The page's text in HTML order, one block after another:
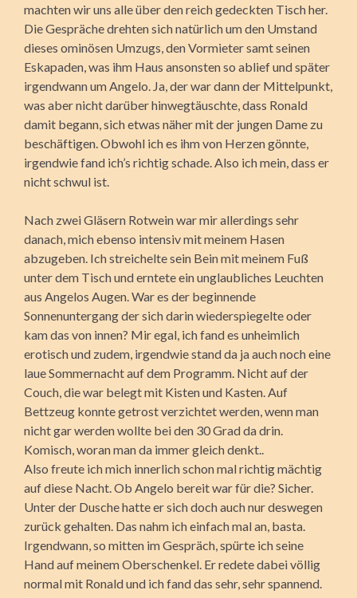
machten wir uns alle über den reich gedeckten Tisch her.
Die Gespräche drehten sich natürlich um den Umstand
dieses ominösen Umzugs, den Vormieter samt seinen
Eskapaden, was ihm Haus ansonsten so ablief und später
irgendwann um Angelo. Ja, der war dann der Mittelpunkt,
was aber nicht darüber hinwegtäuschte, dass Ronald
damit begann, sich etwas näher mit der jungen Dame zu
beschäftigen. Obwohl ich es ihm von Herzen gönnte,
irgendwie fand ich’s richtig schade. Also ich mein, dass er
nicht schwul ist.
Nach zwei Gläsern Rotwein war mir allerdings sehr
danach, mich ebenso intensiv mit meinem Hasen
abzugeben. Ich streichelte sein Bein mit meinem Fuß
unter dem Tisch und erntete ein unglaubliches Leuchten
aus Angelos Augen. War es der beginnende
Sonnenuntergang der sich darin wiederspiegelte oder
kam das von innen? Mir egal, ich fand es unheimlich
erotisch und zudem, irgendwie stand da ja auch noch eine
laue Sommernacht auf dem Programm. Nicht auf der
Couch, die war belegt mit Kisten und Kasten. Auf
Bettzeug konnte getrost verzichtet werden, wenn man
nicht gar werden wollte bei den 30 Grad da drin.
Komisch, woran man da immer gleich denkt..
Also freute ich mich innerlich schon mal richtig mächtig
auf diese Nacht. Ob Angelo bereit war für die? Sicher.
Unter der Dusche hatte er sich doch auch nur deswegen
zurück gehalten. Das nahm ich einfach mal an, basta.
Irgendwann, so mitten im Gespräch, spürte ich seine
Hand auf meinem Oberschenkel. Er redete dabei völlig
normal mit Ronald und ich fand das sehr, sehr spannend.